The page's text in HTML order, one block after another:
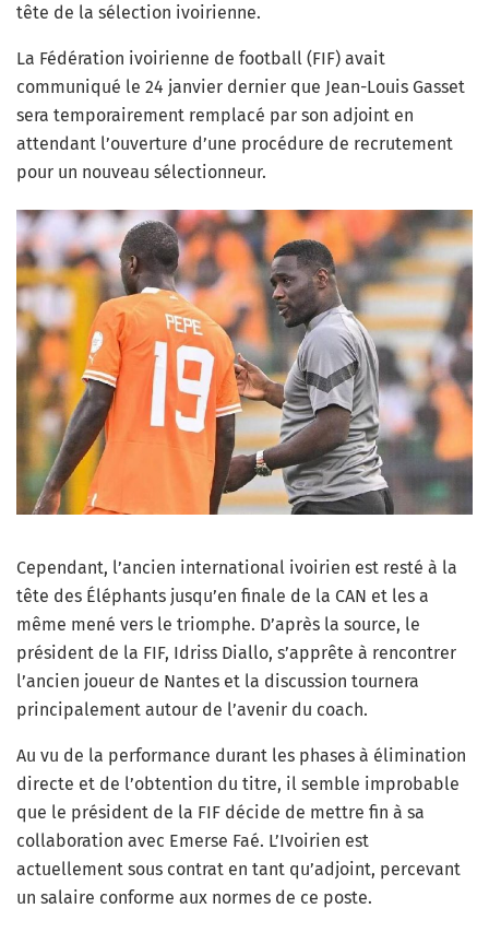
tête de la sélection ivoirienne.
La Fédération ivoirienne de football (FIF) avait
communiqué le 24 janvier dernier que Jean-Louis Gasset
sera temporairement remplacé par son adjoint en
attendant l’ouverture d’une procédure de recrutement
pour un nouveau sélectionneur.
Cependant, l’ancien international ivoirien est resté à la
tête des Éléphants jusqu’en finale de la CAN et les a
même mené vers le triomphe. D’après la source, le
président de la FIF, Idriss Diallo, s’apprête à rencontrer
l’ancien joueur de Nantes et la discussion tournera
principalement autour de l’avenir du coach.
Au vu de la performance durant les phases à élimination
directe et de l’obtention du titre, il semble improbable
que le président de la FIF décide de mettre fin à sa
collaboration avec Emerse Faé. L’Ivoirien est
actuellement sous contrat en tant qu’adjoint, percevant
un salaire conforme aux normes de ce poste.